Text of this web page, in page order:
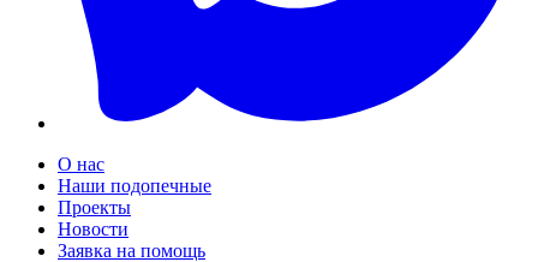
О нас
Наши подопечные
Проекты
Новости
Заявка на помощь